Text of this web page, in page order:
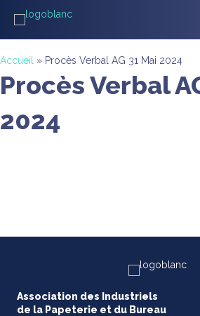
Accueil » Procès Verbal AG 31 Mai 2024
Procès Verbal
2024
Association des Industriels
de la Papeterie et du Bureau